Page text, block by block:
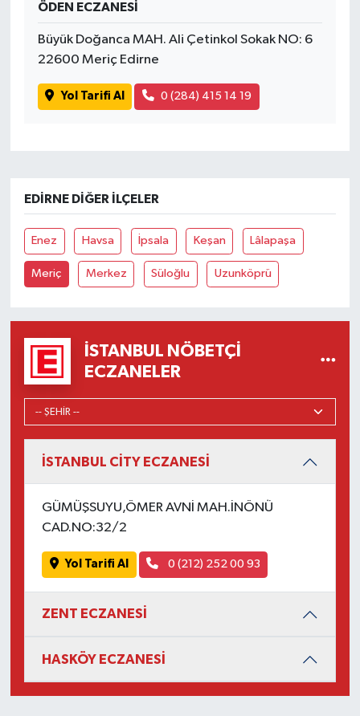
ÖDEN ECZANESİ
Büyük Doğanca MAH. Ali Çetinkol Sokak NO: 6
22600 Meriç Edirne
Yol Tarifi Al 0 (284) 415 14 19
EDIRNE DIĞER İLÇELER
Enez Havsa İpsala Keşan Lâlapaşa
Meriç Merkez Süloğlu Uzunköprü
İSTANBUL NÖBETÇI
ECZANELER
İSTANBUL CİTY ECZANESİ
GÜMÜŞSUYU,ÖMER AVNİ MAH.İNÖNÜ
CAD.NO:32/2
Yol Tarifi Al 0 (212) 252 00 93
ZENT ECZANESİ
HASKÖY ECZANESİ